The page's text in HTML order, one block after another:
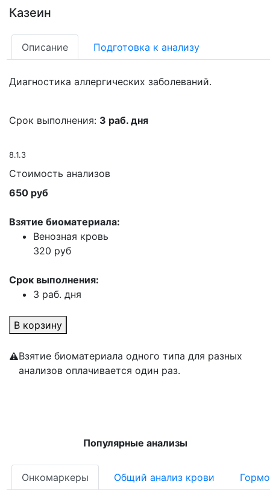
Казеин
Описание Подготовка к анализу
Диагностика аллергических заболеваний.
Срок выполнения: 3 раб. дня
8.1.3
Стоимость анализов
650 руб
Взятие биоматериала:
Венозная кровь
320 руб
Срок выполнения:
3 раб. дня
В корзину
Взятие биоматериала одного типа для разных
анализов оплачивается один раз.
Популярные анализы
Онкомаркеры Общий анализ крови